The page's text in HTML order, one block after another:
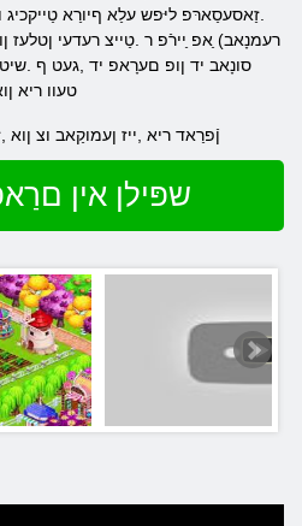
.זַאסעסַארּפ ליּפש עלַא ףיורַא
רעמנָאב) ַאפ ַיירֿפ ר .טַייצ רעדעי ןטלעז
סונָאב יד ןופ םערָאפ יד ,געט ף .שיט
טעוו ריא
:ןֿפרַאד ריא ,ייז ןעמוקַאב וצ
שפּילן אין